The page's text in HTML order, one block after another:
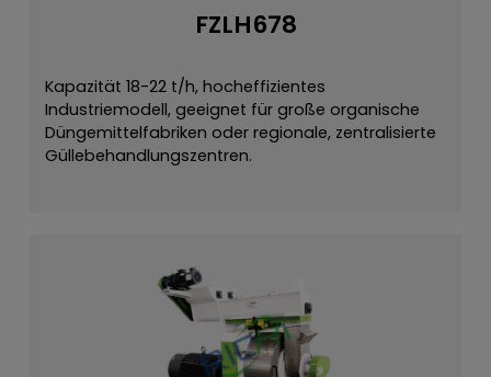
FZLH678
Kapazität 18-22 t/h, hocheffizientes
Industriemodell, geeignet für große organische
Düngemittelfabriken oder regionale, zentralisierte
Güllebehandlungszentren.